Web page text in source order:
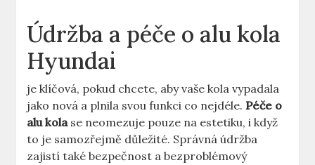
Údržba a péče o alu kola
Hyundai
je klíčová, pokud chcete, aby vaše kola vypadala
jako nová a plnila svou funkci co nejdéle.Péče o
alu kolase neomezuje pouze na estetiku, i když
to je samozřejmě důležité. Správná údržba
zajistí také bezpečnost a bezproblémový